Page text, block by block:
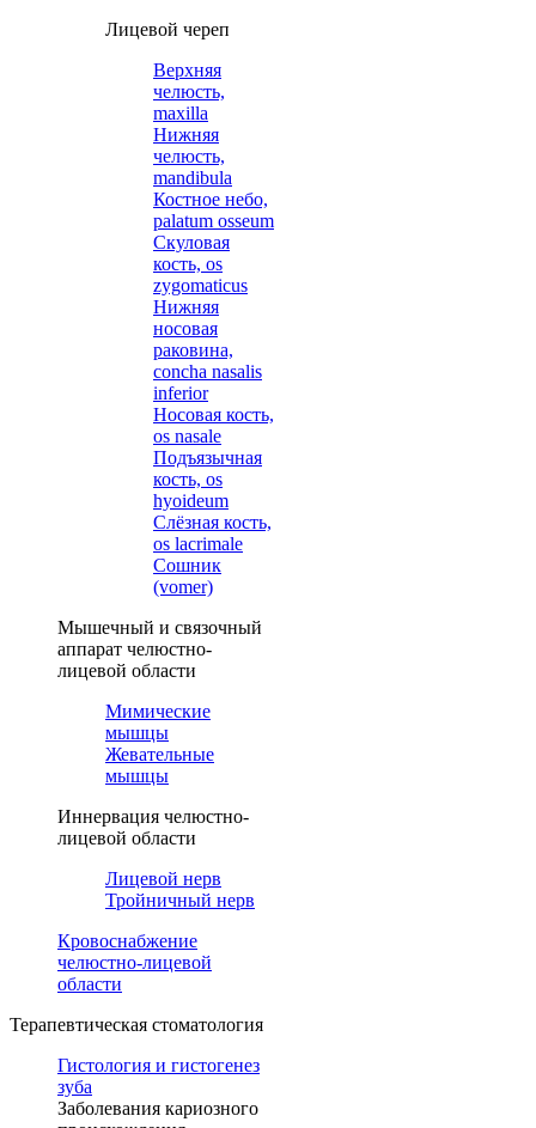
Лицевой череп
Верхняя
челюсть,
maxilla
Нижняя
челюсть,
mandibula
Костное небо,
palatum osseum
Скуловая
кость, os
zygomaticus
Нижняя
носовая
раковина,
concha nasalis
inferior
Носовая кость,
os nasale
Подъязычная
кость, os
hyoideum
Слёзная кость,
os lacrimale
Сошник
(vomer)
Мышечный и связочный
аппарат челюстно-
лицевой области
Мимические
мышцы
Жевательные
мышцы
Иннервация челюстно-
лицевой области
Лицевой нерв
Тройничный нерв
Кровоснабжение
челюстно-лицевой
области
Терапевтическая стоматология
Гистология и гистогенез
зуба
Заболевания кариозного